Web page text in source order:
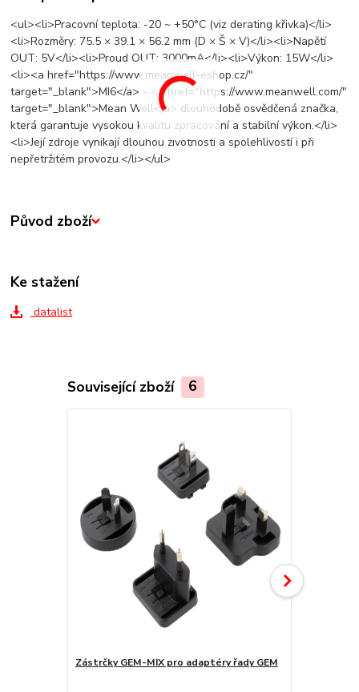
<ul><li>Pracovní teplota: -20 ~ +50°C (viz derating křivka)</li>
<li>Rozměry: 75.5 × 39.1 × 56.2 mm (D × Š × V)</li><li>Napětí
OUT: 5V</li><li>Proud OUT: 3000mA</li><li>Výkon: 15W</li>
<li><a href="https://www.meanwell-eshop.cz/"
target="_blank">MI6</a> - <a href="https://www.meanwell.com/"
target="_blank">Mean Well</a> dlouhodobě osvědčená značka,
která garantuje vysokou kvalitu zpracování a stabilní výkon.</li>
<li>Její zdroje vynikají dlouhou životností a spolehlivostí i při
nepřetržitém provozu.</li></ul>
Původ zboží
Ke stažení
datalist
Související zboží 6
Zástrčky GEM-MIX pro adaptéry řady GEM